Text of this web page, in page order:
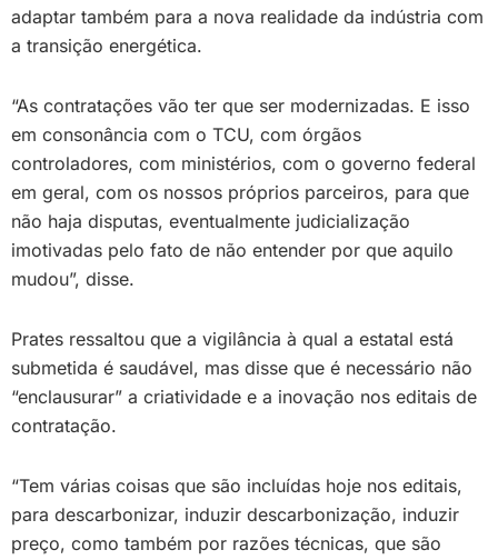
adaptar também para a nova realidade da indústria com
a transição energética.
“As contratações vão ter que ser modernizadas. E isso
em consonância com o TCU, com órgãos
controladores, com ministérios, com o governo federal
em geral, com os nossos próprios parceiros, para que
não haja disputas, eventualmente judicialização
imotivadas pelo fato de não entender por que aquilo
mudou”, disse.
Prates ressaltou que a vigilância à qual a estatal está
submetida é saudável, mas disse que é necessário não
“enclausurar” a criatividade e a inovação nos editais de
contratação.
“Tem várias coisas que são incluídas hoje nos editais,
para descarbonizar, induzir descarbonização, induzir
preço, como também por razões técnicas, que são